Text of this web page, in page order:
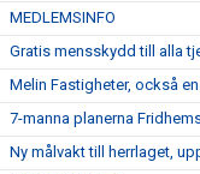
MEDLEMSINFO
Gratis mensskydd till alla
Melin Fastigheter, också
7-manna planerna
Ny målvakt till herrlaget,